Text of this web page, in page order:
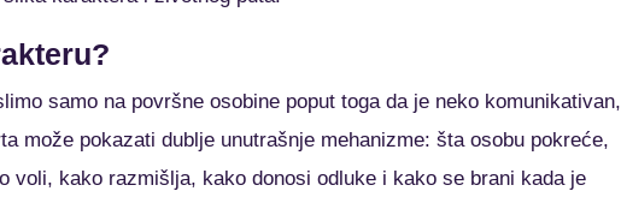
samo na površne osobine poput toga da je neko komunikativan,
može pokazati dublje unutrašnje mehanizme: šta osobu pokreće,
voli, kako razmišlja, kako donosi odluke i kako se brani kada je